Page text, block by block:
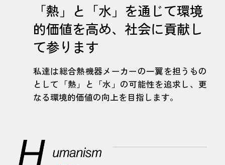
「熱」と「水」を通じて環境
的価値を高め、社会に貢献し
て参ります
私達は総合熱機器メーカーの一翼を担うもの
として「熱」と「水」の可能性を追求し、更
なる環境的価値の向上を目指します。